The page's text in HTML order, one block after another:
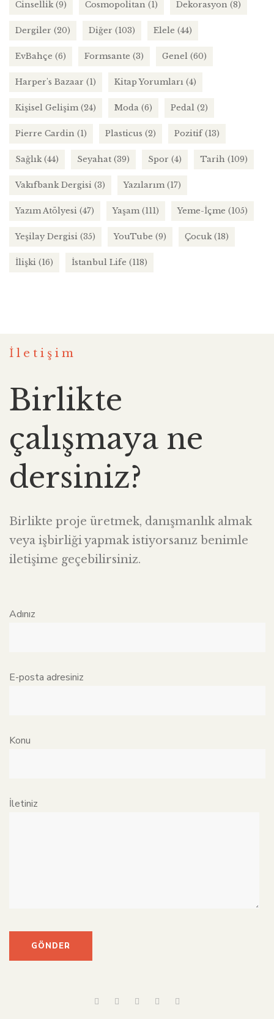
Cinsellik(9) Cosmopolitan (1) Dekorasyon (8)
Dergiler (20) Diğer (103) Elele (44)
EvBahçe (6) Formsante (3) Genel (60)
Harper's Bazaar (1) Kitap Yorumları (4)
Kişisel Gelişim (24) Moda (6) Pedal (2)
Pierre Cardin (1) Plasticus (2) Pozitif(13)
Sağlık(44) Seyahat (39) Spor (4) Tarih (109)
Vakıfbank Dergisi (3) Yazılarım (17)
Yazım Atölyesi (47) Yaşam (111) Yeme-İçme (105)
Yeşilay Dergisi (35) YouTube (9) Çocuk(18)
İlişki (16) İstanbul Life (118)
İletişim
Birlikte
çalışmaya ne
dersiniz?
Birlikte proje üretmek, danışmanlık almak
veya işbirliği yapmak istiyorsanız benimle
iletişime geçebilirsiniz.
Adınız
E-posta adresiniz
Konu
İletiniz